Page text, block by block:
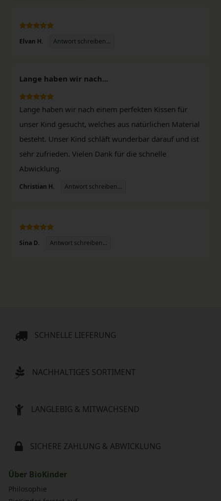
Elvan H. Antwort schreiben...
Lange haben wir nach...
Lange haben wir nach einem perfekten Kissen für
unser Kind gesucht, welches aus natürlichen Material
besteht. Unser Kind schläft wunderbar darauf und ist
sehr zufrieden. Vielen Dank für die schnelle
Abwicklung.
Christian H. Antwort schreiben...
Sina D. Antwort schreiben...
SCHNELLE LIEFERUNG
NACHHALTIGES SORTIMENT
LANGLEBIG & MITWACHSEND
SICHERE ZAHLUNG & ABWICKLUNG
Über BioKinder
Philosophie